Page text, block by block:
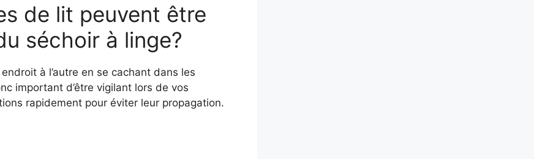
de lit peuvent être
séchoir à linge?
à l’autre en se cachant dans les
important d’être vigilant lors de vos
rapidement pour éviter leur propagation.